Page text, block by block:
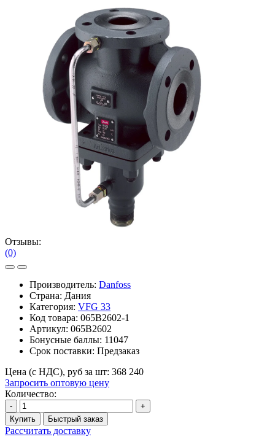
Отзывы:
(0)
Производитель: Danfoss
Страна: Дания
Категория: VFG 33
Код товара: 065B2602-1
Артикул: 065B2602
Бонусные баллы: 11047
Срок поставки: Предзаказ
Цена (с НДС), руб за шт: 368 240
Запросить оптовую цену
Количество:
-
+
Купить
Быстрый заказ
Рассчитать доставку